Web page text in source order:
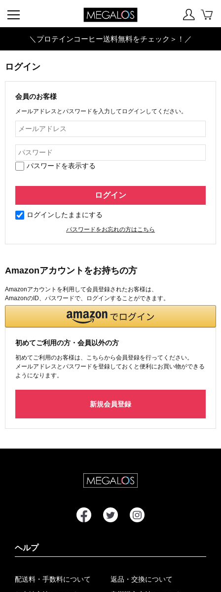
＼プロテインコーヒー送料無料をチェック＞！／
ログイン
会員のお客様
メールアドレスとパスワードを入力してログインしてください。
パスワードを表示する
ログインしたままにする
パスワードをお忘れの方はこちら
Amazonアカウントをお持ちの方
Amazonアカウントを利用して会員登録されたお客様は、
AmazonのID、パスワードで、ログインすることができます。
初めてご利用の方・会員以外の方
初めてご利用のお客様は、こちらから会員登録を行ってください。
メールアドレスとパスワードを登録しておくと便利にお買い物ができる
ようになります。
ヘルプ
配送料・手数料について
返品・交換について